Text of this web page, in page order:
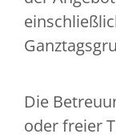
Die
oder freier